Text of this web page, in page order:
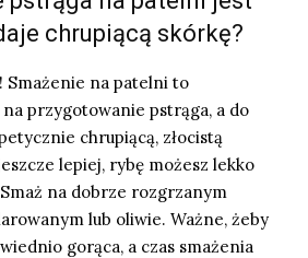
chrupiącą skórkę?
Smażenie na patelni to
na przygotowanie pstrąga, a do
chrupiącą, złocistą
lepiej, rybę możesz lekko
na dobrze rozgrzanym
lub oliwie. Ważne, żeby
gorąca, a czas smażenia